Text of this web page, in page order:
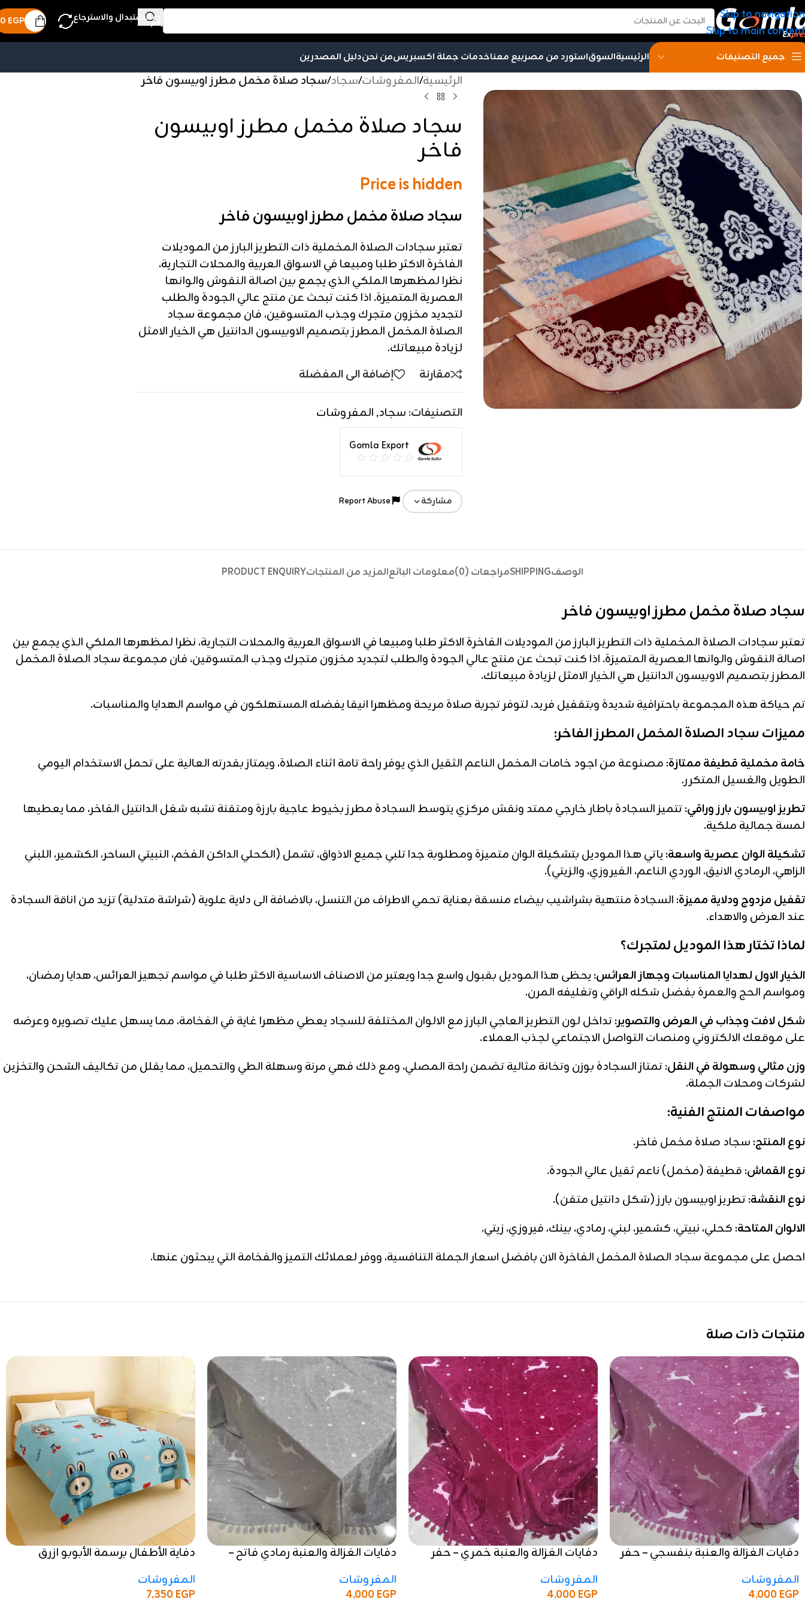
Skip to navigation
Skip to main content
الاستبدال والاسترجاع 0 EGP
جميع التصنيفات الرئيسيةالسوقاستورد من مصربيع معناخدمات جملة اكسبريسمن نحندليل المصدرين
الرئيسية/المفروشات/سجاد/سجاد صلاة مخمل مطرز اوبيسون فاخر
سجاد صلاة مخمل مطرز اوبيسون
فاخر
Price is hidden
سجاد صلاة مخمل مطرز اوبيسون فاخر
تعتبر سجادات الصلاة المخملية ذات التطريز البارز من الموديلات
الفاخرة الاكثر طلبا ومبيعا في الاسواق العربية والمحلات التجارية،
نظرا لمظهرها الملكي الذي يجمع بين اصالة النقوش والوانها
العصرية المتميزة. اذا كنت تبحث عن منتج عالي الجودة والطلب
لتجديد مخزون متجرك وجذب المتسوقين، فان مجموعة سجاد
الصلاة المخمل المطرز بتصميم الاوبيسون الدانتيل هي الخيار الامثل
لزيادة مبيعاتك.
مقارنة
إضافة الى المفضلة
التصنيفات: سجاد, المفروشات
Gomla Export
مشاركة
الوصفSHIPPINGمراجعات (0) معلومات البائعالمزيد من المنتجاتPRODUCT ENQUIRY
سجاد صلاة مخمل مطرز اوبيسون فاخر
تعتبر سجادات الصلاة المخملية ذات التطريز البارز من الموديلات الفاخرة الاكثر طلبا ومبيعا في الاسواق العربية والمحلات التجارية، نظرا لمظهرها الملكي الذي يجمع بين
اصالة النقوش والوانها العصرية المتميزة. اذا كنت تبحث عن منتج عالي الجودة والطلب لتجديد مخزون متجرك وجذب المتسوقين، فان مجموعة سجاد الصلاة المخمل
المطرز بتصميم الاوبيسون الدانتيل هي الخيار الامثل لزيادة مبيعاتك.
تم حياكة هذه المجموعة باحترافية شديدة وبتقفيل فريد، لتوفر تجربة صلاة مريحة ومظهرا انيقا يفضله المستهلكون في مواسم الهدايا والمناسبات.
مميزات سجاد الصلاة المخمل المطرز الفاخر:
خامة مخملية قطيفة ممتازة: مصنوعة من اجود خامات المخمل الناعم الثقيل الذي يوفر راحة تامة اثناء الصلاة، ويمتاز بقدرته العالية على تحمل الاستخدام اليومي
الطويل والغسيل المتكرر.
تطريز اوبيسون بارز وراقي:تتميز السجادة باطار خارجي ممتد ونقش مركزي يتوسط السجادة مطرز بخيوط عاجية بارزة ومتقنة تشبه شغل الدانتيل الفاخر، مما يعطيها
لمسة جمالية ملكية.
تشكيلة الوان عصرية واسعة: ياتي هذا الموديل بتشكيلة الوان متميزة ومطلوبة جدا تلبي جميع الاذواق، تشمل (الكحلي الداكن الفخم، النبيتي الساحر، الكشمير، اللبني
الزاهي، الرمادي الانيق، الوردي الناعم، الفيروزي، والزيتي).
تقفيل مزدوج ودلاية مميزة: السجادة منتهية بشراشيب بيضاء منسقة بعناية تحمي الاطراف من التنسل، بالاضافة الى دلاية علوية (شراشة متدلية) تزيد من اناقة السجادة
عند العرض والاهداء.
لماذا تختار هذا الموديل لمتجرك؟
الخيار الاول لهدايا المناسبات وجهاز العرائس: يحظى هذا الموديل بقبول واسع جدا ويعتبر من الاصناف الاساسية الاكثر طلبا في مواسم تجهيز العرائس، هدايا رمضان،
ومواسم الحج والعمرة بفضل شكله الراقي وتغليفه المرن.
شكل لافت وجذاب في العرض والتصوير:تداخل لون التطريز العاجي البارز مع الالوان المختلفة للسجاد يعطي مظهرا غاية في الفخامة، مما يسهل عليك تصويره وعرضه
على موقعك الالكتروني ومنصات التواصل الاجتماعي لجذب العملاء.
وزن مثالي وسهولة في النقل:تمتاز السجادة بوزن وتخانة مثالية تضمن راحة المصلي، ومع ذلك فهي مرنة وسهلة الطي والتحميل، مما يقلل من تكاليف الشحن والتخزين
لشركات ومحلات الجملة.
مواصفات المنتج الفنية:
نوع المنتج: سجاد صلاة مخمل فاخر.
نوع القماش: قطيفة (مخمل) ناعم ثقيل عالي الجودة.
نوع النقشة:تطريز اوبيسون بارز (شكل دانتيل متقن).
الالوان المتاحة: كحلي، نبيتي، كشمير، لبني، رمادي، بينك، فيروزي، زيتي.
احصل على مجموعة سجاد الصلاة المخمل الفاخرة الان بافضل اسعار الجملة التنافسية، ووفر لعملائك التميز والفخامة التي يبحثون عنها.
منتجات ذات صلة
دفايات الغزالة والعنبة بنفسجي – حفر
المفروشات
4,000EGP
دفايات الغزالة والعنبة خمري – حفر
المفروشات
4,000EGP
دفايات الغزالة والعنبة رمادي فاتح –
المفروشات
4,000EGP
دفاية الأطفال برسمة الأبوبو ازرق
المفروشات
7,350EGP